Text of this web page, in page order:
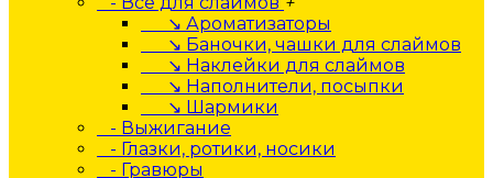
↘ Ароматизаторы
↘ Баночки, чашки для слаймов
↘ Наклейки для слаймов
↘ Наполнители, посыпки
↘ Шармики
- Выжигание
- Глазки, ротики, носики
- Гравюры